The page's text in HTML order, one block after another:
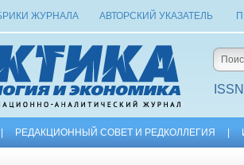
ЖУРНАЛА АВТОРСКИЙ УКАЗАТЕЛЬ
РЕДАКЦИОННЫЙ СОВЕТ И РЕДКОЛЛЕГИЯ